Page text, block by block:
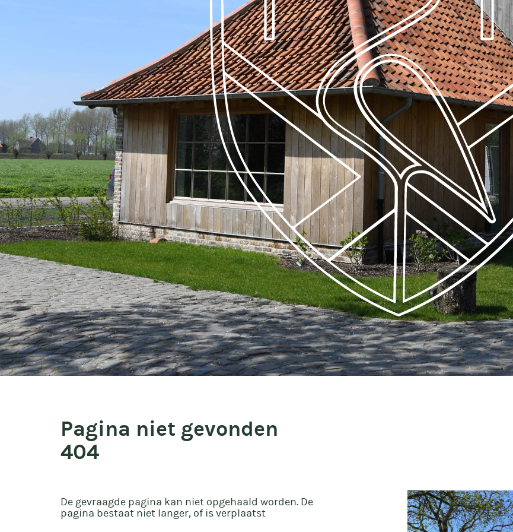
Pagina niet gevonden
404
De gevraagde pagina kan niet opgehaald worden. De
pagina bestaat niet langer, of is verplaatst